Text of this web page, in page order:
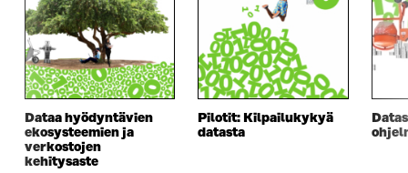
Dataa hyödyntävien
ekosysteemien ja
verkostojen
kehitysaste
Pilotit: Kilpailukykyä
datasta